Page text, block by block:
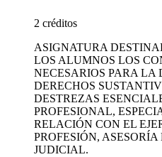
2 créditos
ASIGNATURA
LOS ALUMNOS LOS
NECESARIOS PARA LA
DERECHOS
DESTREZAS
PROFESIONAL,
RELACIÓN CON EL
PROFESIÓN,
JUDICIAL.